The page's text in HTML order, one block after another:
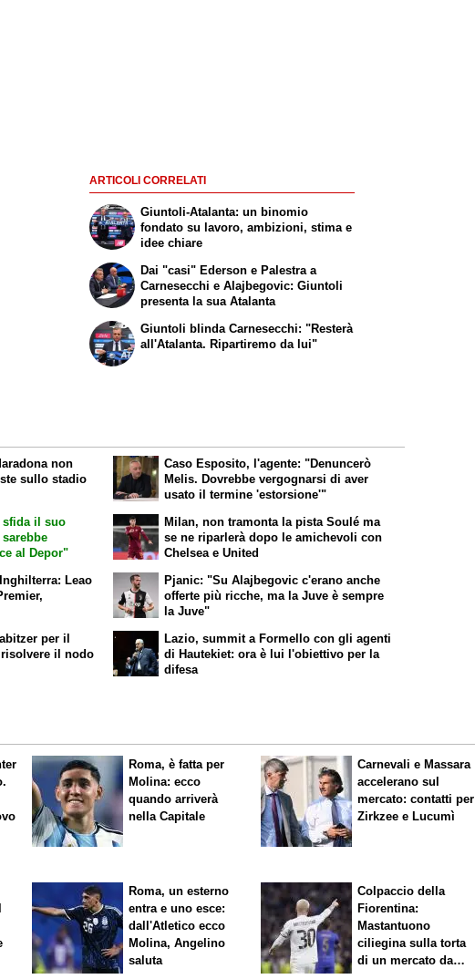
ARTICOLI CORRELATI
Giuntoli-Atalanta: un binomio
fondato su lavoro, ambizioni, stima e
idee chiare
Dai "casi" Ederson e Palestra a
Carnesecchi e Alajbegovic: Giuntoli
presenta la sua Atalanta
Giuntoli blinda Carnesecchi: "Resterà
all'Atalanta. Ripartiremo da lui"
non
sullo stadio
sfida il suo
al Depor"
Caso Esposito, l'agente: "Denuncerò
Melis. Dovrebbe vergognarsi di aver
usato il termine 'estorsione'"
Milan, non tramonta la pista Soulé ma
se ne riparlerà dopo le amichevoli con
Chelsea e United
Leao
per il
il nodo
Pjanic: "Su Alajbegovic c'erano anche
offerte più ricche, ma la Juve è sempre
la Juve"
Lazio, summit a Formello con gli agenti
di Hautekiet: ora è lui l'obiettivo per la
difesa
Roma, è fatta per
Molina: ecco
quando arriverà
nella Capitale
Carnevali e Massara
accelerano sul
mercato: contatti per
Zirkzee e Lucumì
Roma, un esterno
entra e uno esce:
dall'Atletico ecco
Molina, Angelino
saluta
Colpaccio della
Fiorentina:
Mastantuono
ciliegina sulla torta
di un mercato da